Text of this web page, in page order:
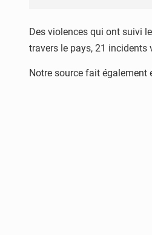
Des violences qui ont suivi
travers le pays, 21 incidents
Notre source fait également